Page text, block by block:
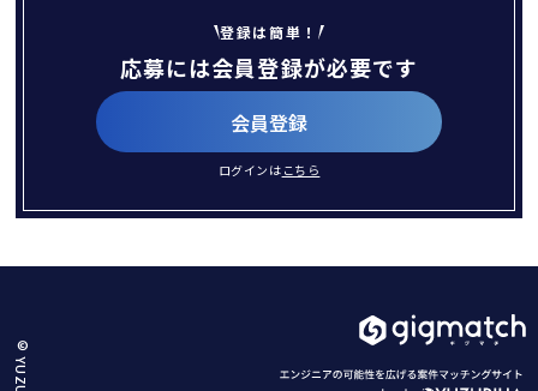
登録は簡単！
応募には会員登録が必要です
会員登録
ログインは こちら